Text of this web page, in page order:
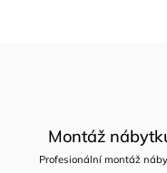
Montáž
Profesionální montáž